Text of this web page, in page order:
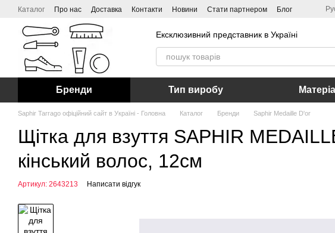
Перейти до основного контенту
Каталог Про нас Доставка Контакти Новини Стати партнером Блог
Ексклюзивний представник в Україні
Бренди Тип виробу
Saphir Tarrago офіційний сайт в Україні - Головна Каталог Бренди Saphir Medaille D'or
Щітка для взуття SAPHIR
кінський волос, 12см
Артикул: 2643213 Написати відгук